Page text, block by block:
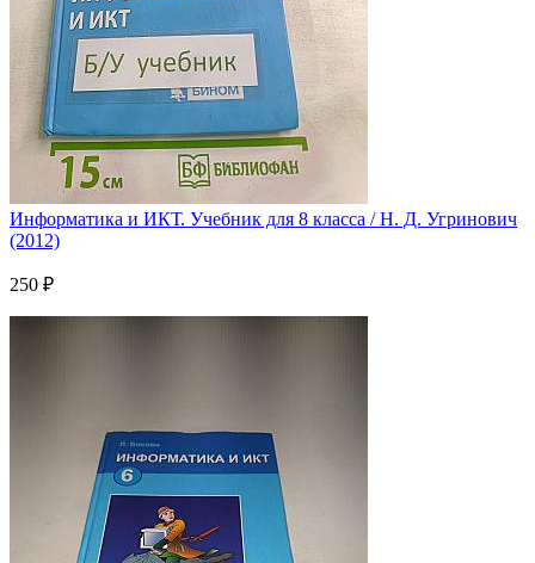
Информатика и ИКТ. Учебник для 8 класса / Н. Д. Угринович
(2012)
250 ₽